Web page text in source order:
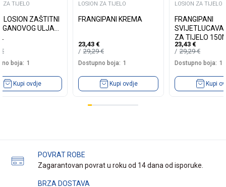
ZA TIJELO
ZAŠTITNI
ULJA
€
boja: 1
Kupi ovdje
LOSION ZA TIJELO
FRANGIPANI KREMA
23,43 €
29,29€
Dostupno boja: 1
Kupi ovdje
LOSION ZA TIJELO
FRANGIPANI
SVIJETLUCAVA
ZA TIJELO
23,43 €
29,29€
Dostupno boja: 1
Kupi
POVRAT ROBE
Zagarantovan povrat u roku od 14 dana od isporuke.
BRZA DOSTAVA